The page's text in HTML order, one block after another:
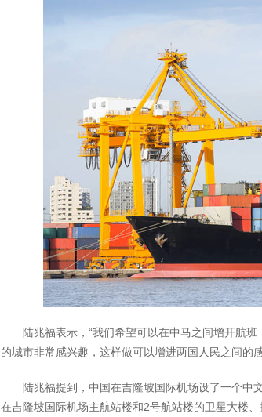
陆兆福表示，“我们希望可以在中马之间增开航
的城市非常感兴趣，这样做可以增进两国人民之间的
陆兆福提到，中国在吉隆坡国际机场设了一个中
在吉隆坡国际机场主航站楼和2号航站楼的卫星大楼